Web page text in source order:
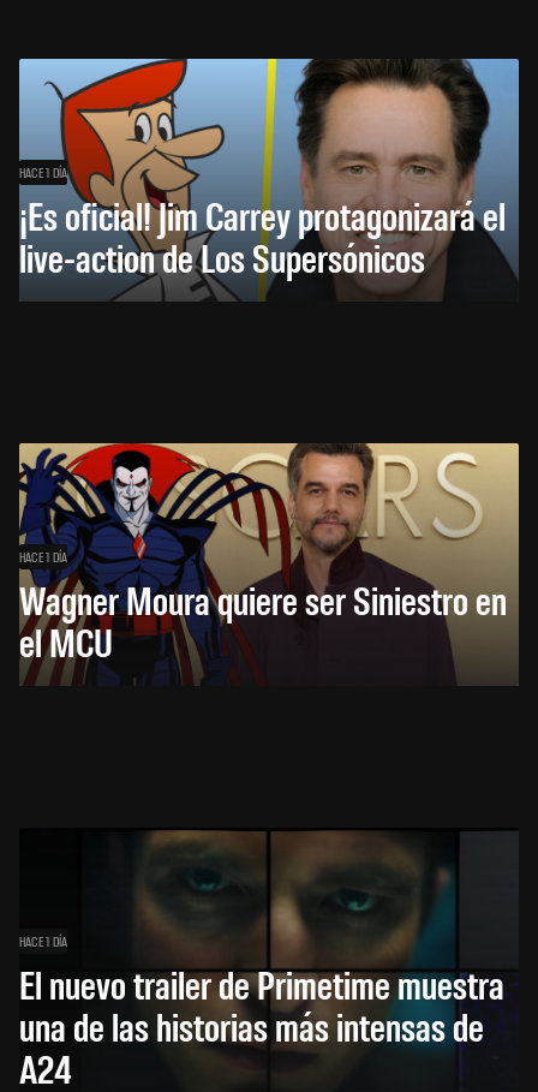
HACE 1 DÍA
¡Es oficial! Jim Carrey protagonizará el
live-action de Los Supersónicos
HACE 1 DÍA
Wagner Moura quiere ser Siniestro en
el MCU
HACE 1 DÍA
El nuevo trailer de Primetime muestra
una de las historias más intensas de
A24